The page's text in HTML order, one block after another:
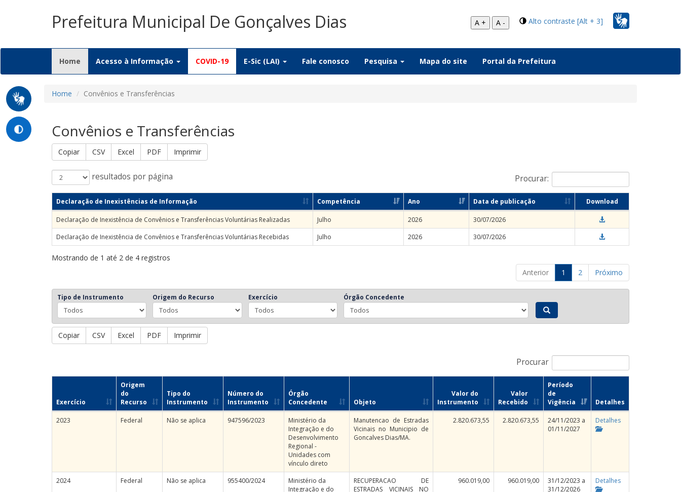
Prefeitura Municipal De Gonçalves Dias Alto contraste [Alt + 3]
A + A -
Home (current)
Acesso à Informação COVID-19 E-Sic (LAI) Fale conosco Pesquisa Mapa do site Portal da Prefeitura
Home Convênios e Transferências
Convênios e Transferências
Copiar CSV Excel PDF Imprimir
resultados por página Procurar:
Declaração de Inexistências de Informação Competência Ano Data de publicação Download
Declaração de Inexistência de Convênios e Transferências Voluntárias Realizadas Julho 2026
30/07/2026
Declaração de Inexistência de Convênios e Transferências Voluntárias Recebidas
Julho 2026 30/07/2026
Mostrando de 1 até 2 de 4 registros
Anterior
1 2 Próximo
Tipo de Instrumento Origem do Recurso Exercício Órgão Concedente
Copiar CSV Excel PDF Imprimir
Procurar
Exercício
Origem
do
Recurso
Tipo do
Instrumento
Número do
Instrumento
Órgão
Concedente
Objeto
Valor do
Instrumento
Valor
Recebido
Período
de
Vigência
Detalhes
2023 Federal Não se aplica 947596/2023
Ministério da
Integração e do
Desenvolvimento
Regional -
Unidades com
vínculo direto
Manutencao de Estradas
Vicinais no Municipio de
Goncalves Dias/MA.
2.820.673,55 2.820.673,55
24/11/2023 a
01/11/2027
Detalhes
2024 Federal Não se aplica 955400/2024
Ministério da
Integração e do
RECUPERACAO DE
ESTRADAS VICINAIS NO
960.019,00 960.019,00
31/12/2023 a
31/12/2026
Detalhes